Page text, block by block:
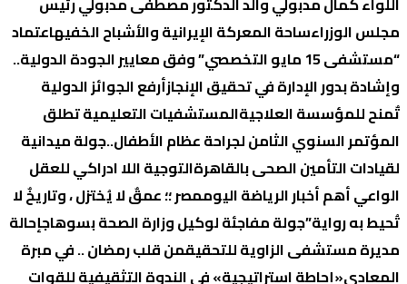
مجلس الوزراءساحة المعركة الإيرانية والأشباح الخفيهاعتماد
“مستشفى 15 مايو التخصصي” وفق معايير الجودة الدولية..
وإشادة بدور الإدارة في تحقيق الإنجازأرفع الجوائز الدولية
تٌمنح للمؤسسة العلاجيةالمستشفيات التعليمية تطلق
المؤتمر السنوي الثامن لجراحة عظام الأطفال..جولة ميدانية
لقيادات التأمين الصحى بالقاهرةالتوجية اللا ادراكي للعقل
الواعيأهم أخبار الرياضة اليوممصر ؛؛ عمقٌ لا يُختزل ، وتاريخٌ لا
تُحيط به رواية”جولة مفاجئة لوكيل وزارة الصحة بسوهاجإحالة
مديرة مستشفى الزاوية للتحقيقمن قلب رمضان .. في مبرة
المعادى«إحاطة استراتيجية» في الندوة التثقيفية للقوات